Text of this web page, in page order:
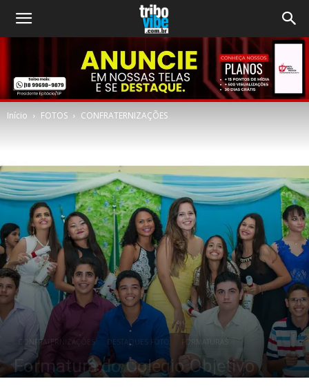
Início FOTOS CONFRATERNIZAÇÕES
CONFRATERNIZAÇÕES DESTAQUES FOTO FORMATURAS
Formatura do Colégio Objetivo